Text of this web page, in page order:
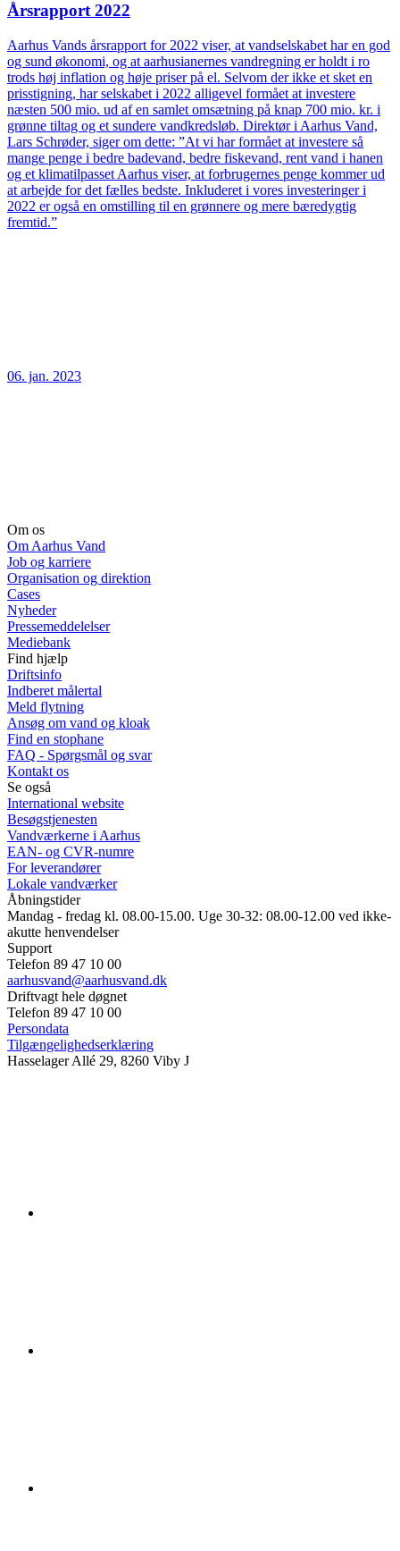
Årsrapport 2022
Aarhus Vands årsrapport for 2022 viser, at vandselskabet har en god
og sund økonomi, og at aarhusianernes vandregning er holdt i ro
trods høj inflation og høje priser på el. Selvom der ikke et sket en
prisstigning, har selskabet i 2022 alligevel formået at investere
næsten 500 mio. ud af en samlet omsætning på knap 700 mio. kr. i
grønne tiltag og et sundere vandkredsløb. Direktør i Aarhus Vand,
Lars Schrøder, siger om dette: ”At vi har formået at investere så
mange penge i bedre badevand, bedre fiskevand, rent vand i hanen
og et klimatilpasset Aarhus viser, at forbrugernes penge kommer ud
at arbejde for det fælles bedste. Inkluderet i vores investeringer i
2022 er også en omstilling til en grønnere og mere bæredygtig
fremtid.”
06. jan. 2023
Om os
Om Aarhus Vand
Job og karriere
Organisation og direktion
Cases
Nyheder
Pressemeddelelser
Mediebank
Find hjælp
Driftsinfo
Indberet målertal
Meld flytning
Ansøg om vand og kloak
Find en stophane
FAQ - Spørgsmål og svar
Kontakt os
Se også
International website
Besøgstjenesten
Vandværkerne i Aarhus
EAN- og CVR-numre
For leverandører
Lokale vandværker
Åbningstider
Mandag - fredag kl. 08.00-15.00. Uge 30-32: 08.00-12.00 ved ikke-
akutte henvendelser
Support
Telefon 89 47 10 00
aarhusvand@aarhusvand.dk
Driftvagt hele døgnet
Telefon 89 47 10 00
Persondata
Tilgængelighedserklæring
Hasselager Allé 29, 8260 Viby J